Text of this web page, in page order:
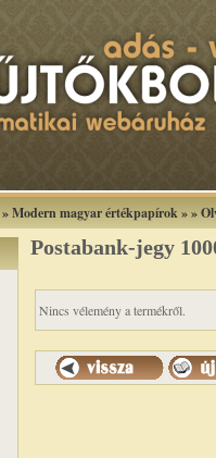
»Modern magyar értékpapírok»»
Postabank-jegy
Nincs vélemény a termékről.